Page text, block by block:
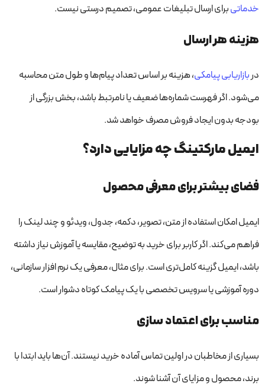
خدماتیبرای ارسال تبلیغات عمومی، تصمیم درستی نیست.
هزینه هر ارسال
دربازاریابی پیامکی، هزینه بر اساس تعداد پیام‌ها و طول متن محاسبه
می‌شود. اگر فهرست شماره‌ها ضعیف یا نامرتبط باشد، بخش بزرگی از
بودجه بدون ایجاد فروش مصرف خواهد شد.
ایمیل مارکتینگ چه مزایایی دارد؟
فضای بیشتر برای معرفی محصول
ایمیل امکان استفاده از متن، تصویر، دکمه، جدول، ویدئو و چند لینک را
فراهم می‌کند. اگر کاربر برای خرید به توضیح، مقایسه یا آموزش نیاز داشته
باشد، ایمیل گزینه کامل‌تری است. برای مثال، معرفی یک نرم افزار سازمانی،
دوره آموزشی یا سرویس تخصصی با یک پیامک کوتاه دشوار است.
مناسب برای اعتماد سازی
بسیاری از مخاطبان در اولین تماس آماده خرید نیستند. آن‌ها باید ابتدا با
برند، محصول و مزایای آن آشنا شوند.